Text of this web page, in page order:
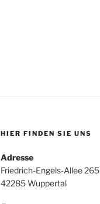
HIER FINDEN SIE UNS
Adresse
Friedrich-Engels-Allee 265
42285 Wuppertal